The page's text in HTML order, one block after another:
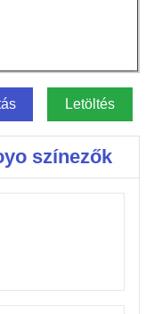
Letöltés
színezők